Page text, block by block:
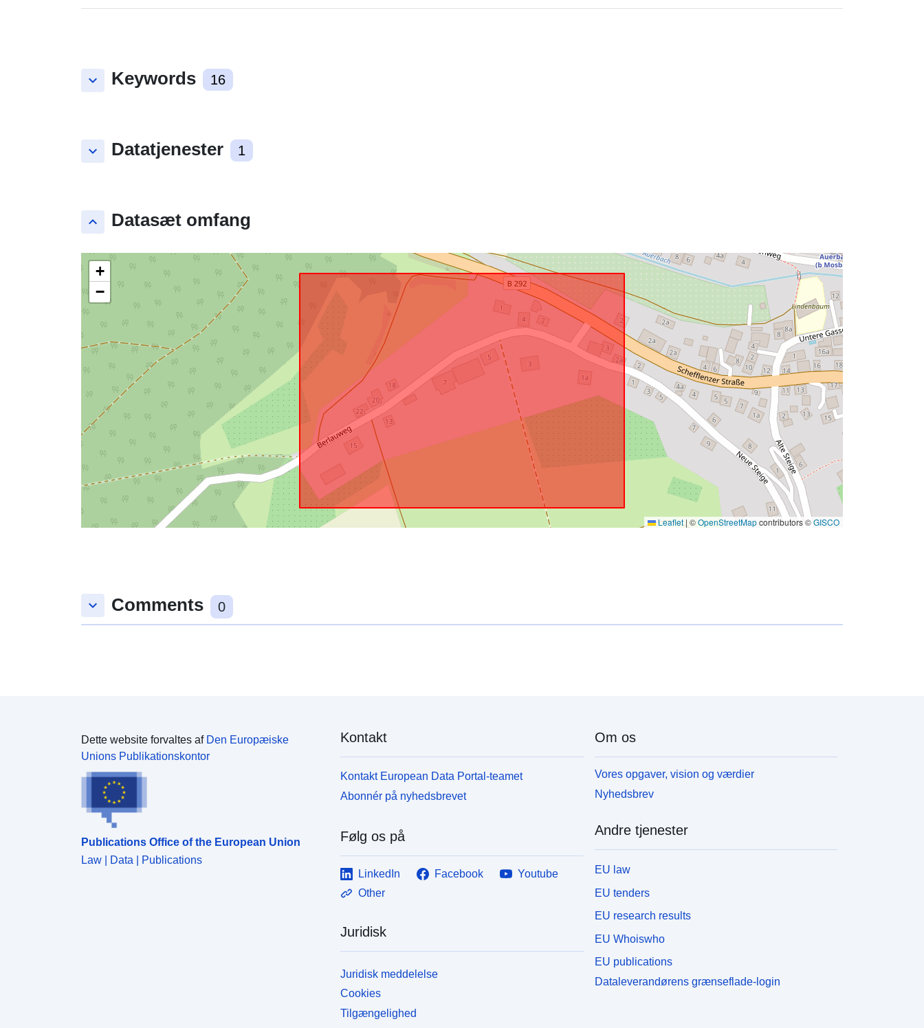
keyboard_arrow_down Keywords 16
keyboard_arrow_down Datatjenester 1
keyboard_arrow_up Datasæt omfang
+
−
Leaflet | ©OpenStreetMapcontributors ©GISCO
49.3992893 ], [ 9.2196252,
keyboard_arrow_down Comments 0
Dette website forvaltes af Den Europæiske
Unions Publikationskontor
Publications Office of the European Union
Law | Data | Publications
Kontakt
Kontakt European Data Portal-teamet
Abonnér på nyhedsbrevet
Følg os på
LinkedIn Facebook
Youtube
Other
Juridisk
Juridisk meddelelse
Cookies
Tilgængelighed
Om os
Vores opgaver, vision og værdier
Nyhedsbrev
Andre tjenester
EU law
EU tenders
EU research results
EU Whoiswho
EU publications
Dataleverandørens grænseflade-login